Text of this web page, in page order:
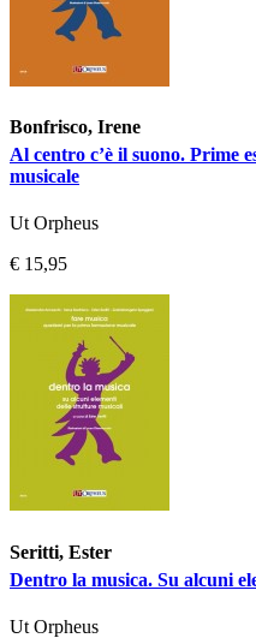
Bonfrisco, Irene
Al centro c’è il suono. Prime
musicale
Ut Orpheus
€ 15,95
Seritti, Ester
Dentro la musica. Su alcuni
Ut Orpheus